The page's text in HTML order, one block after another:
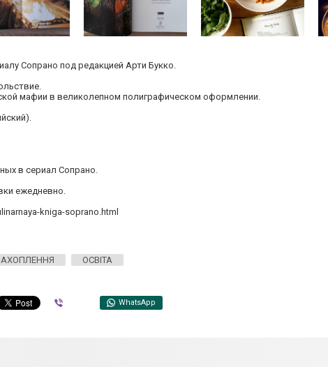
Сопрано под редакцией Арти Букко.
мафии в великолепном полиграфическом оформлении.
в сериал Сопрано.
ежедневно.
kniga-soprano.html
ОСВІТА
WhatsApp